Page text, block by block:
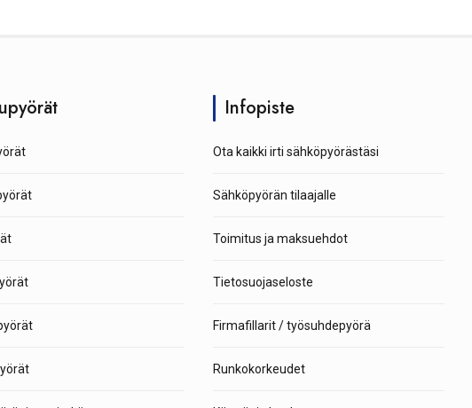
Infopiste
Ota kaikki irti sähköpyörästäsi
Sähköpyörän tilaajalle
Toimitus ja maksuehdot
Tietosuojaseloste
Firmafillarit / työsuhdepyörä
Runkokorkeudet